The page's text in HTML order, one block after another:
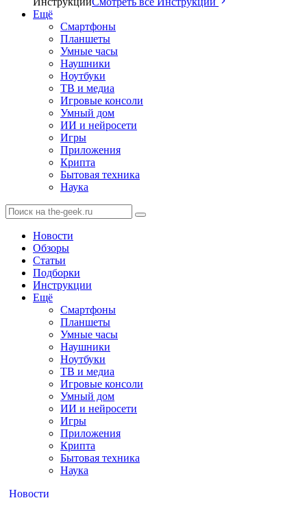
Ещё
Смартфоны
Планшеты
Умные часы
Наушники
Ноутбуки
ТВ и медиа
Игровые консоли
Умный дом
ИИ и нейросети
Игры
Приложения
Крипта
Бытовая техника
Наука
Новости
Обзоры
Статьи
Подборки
Инструкции
Ещё
Смартфоны
Планшеты
Умные часы
Наушники
Ноутбуки
ТВ и медиа
Игровые консоли
Умный дом
ИИ и нейросети
Игры
Приложения
Крипта
Бытовая техника
Наука
Новости